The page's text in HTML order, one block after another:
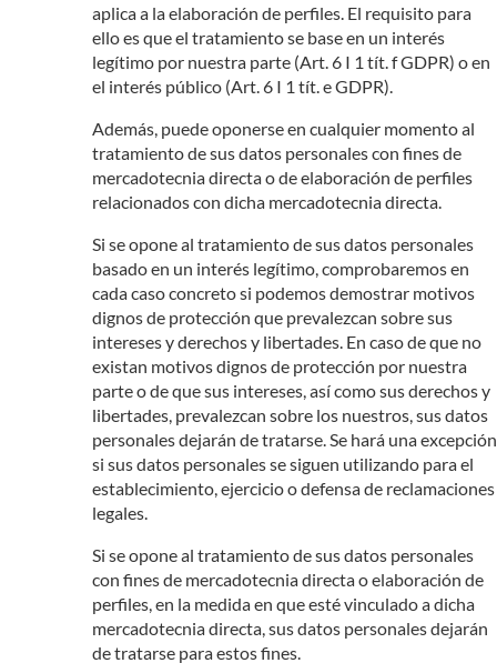
aplica a la elaboración de perfiles. El requisito para
ello es que el tratamiento se base en un interés
legítimo por nuestra parte (Art. 6 I 1 tít. f GDPR) o en
el interés público (Art. 6 I 1 tít. e GDPR).
Además, puede oponerse en cualquier momento al
tratamiento de sus datos personales con fines de
mercadotecnia directa o de elaboración de perfiles
relacionados con dicha mercadotecnia directa.
Si se opone al tratamiento de sus datos personales
basado en un interés legítimo, comprobaremos en
cada caso concreto si podemos demostrar motivos
dignos de protección que prevalezcan sobre sus
intereses y derechos y libertades. En caso de que no
existan motivos dignos de protección por nuestra
parte o de que sus intereses, así como sus derechos y
libertades, prevalezcan sobre los nuestros, sus datos
personales dejarán de tratarse. Se hará una excepción
si sus datos personales se siguen utilizando para el
establecimiento, ejercicio o defensa de reclamaciones
legales.
Si se opone al tratamiento de sus datos personales
con fines de mercadotecnia directa o elaboración de
perfiles, en la medida en que esté vinculado a dicha
mercadotecnia directa, sus datos personales dejarán
de tratarse para estos fines.